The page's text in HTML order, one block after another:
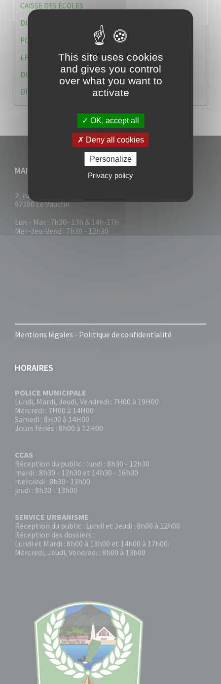
CAISSE DES ÉCOLES
DIRECTION DES SERVICES TECHNIQUES
POLICE MUNICIPALE
LE CABINET DU MAIRE
DIRECTION DES RESSOURCES ET MOYENS
DIRECTION DU DEVELLOPPEMENT URBAIN DURABL
MAIRIE DU VAUCLIN
2, rue Collignon
97280 Le Vauclin
Lun - Mar : 7h30- 13h & 14h-17h
Mer-Jeu-Vend : 7h30 - 13h30
Mentions légales - Politique de confidentialité
HORAIRES
POLICE MUNICIPALE
Lundi, Mardi, Jeudi, Vendredi : 7H00 à 19H00
Mercredi : 7H00 à 14H00
Samedi : 8H00 à 14H00
Jours fériés : 8h00 à 12H00
CCAS
Réception du public : lundi : 8h30 - 12h30
mardi : 8h30 - 12h30 et 14h30 - 16h30
mercredi : 8h30- 13h00
jeudi : 8h30 - 13h00
SERVICE URBANISME
Réception du public : Lundi et Jeudi : 8h00 à 12h00
Réception des dossiers :
Lundi et Mardi : 8h00 à 13h00 et 14h00 à 17h00.
Mercredi, Jeudi, Vendredi : 8h00 à 13h00
This site uses cookies
and gives you control
over what you want to
activate
OK, accept all
Deny all cookies
Personalize
Privacy policy